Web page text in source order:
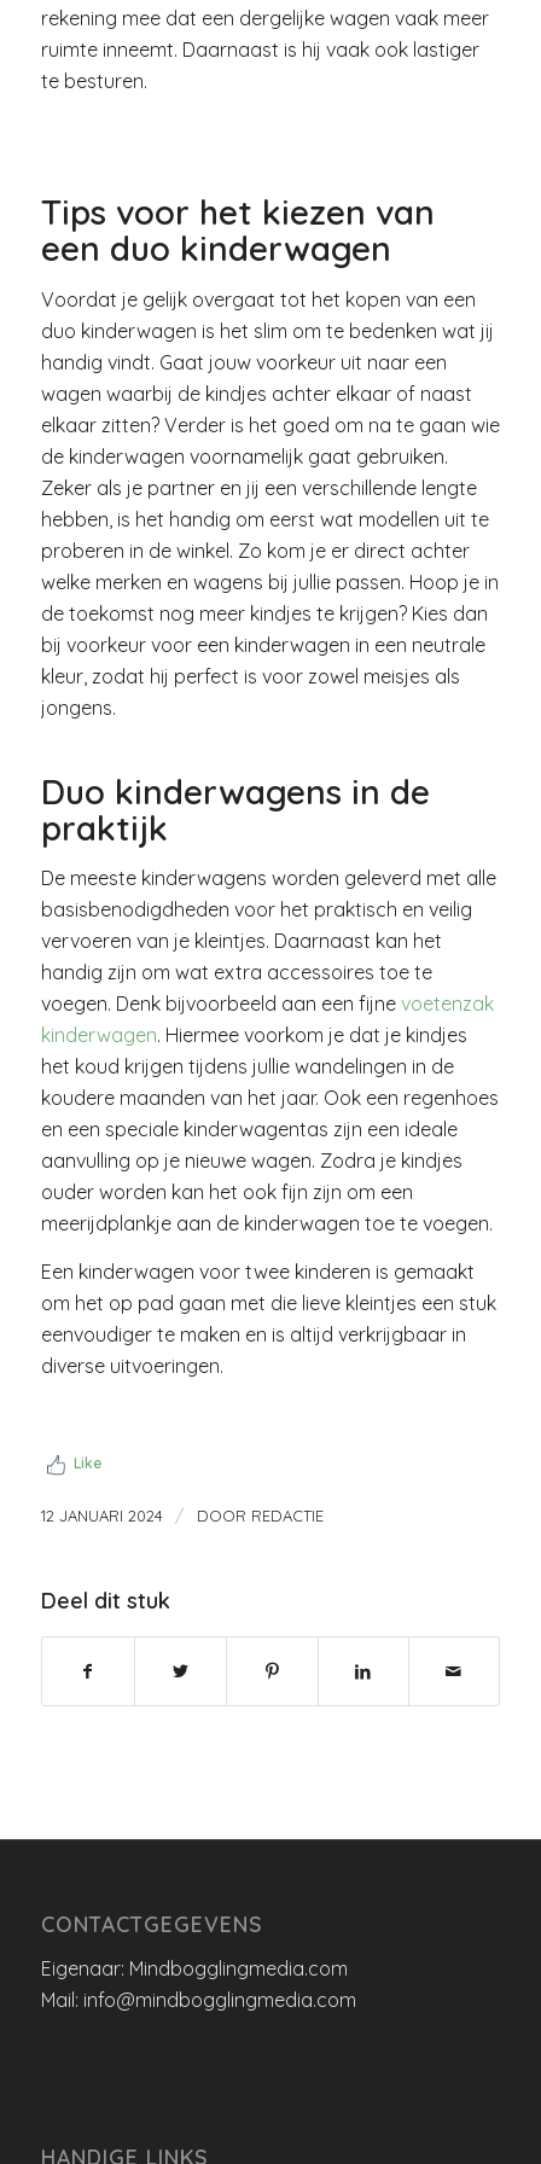
rekening mee dat een dergelijke wagen vaak meer
ruimte inneemt. Daarnaast is hij vaak ook lastiger
te besturen.
Tips voor het kiezen van
een duo kinderwagen
Voordat je gelijk overgaat tot het kopen van een
duo kinderwagen is het slim om te bedenken wat jij
handig vindt. Gaat jouw voorkeur uit naar een
wagen waarbij de kindjes achter elkaar of naast
elkaar zitten? Verder is het goed om na te gaan wie
de kinderwagen voornamelijk gaat gebruiken.
Zeker als je partner en jij een verschillende lengte
hebben, is het handig om eerst wat modellen uit te
proberen in de winkel. Zo kom je er direct achter
welke merken en wagens bij jullie passen. Hoop je in
de toekomst nog meer kindjes te krijgen? Kies dan
bij voorkeur voor een kinderwagen in een neutrale
kleur, zodat hij perfect is voor zowel meisjes als
jongens.
Duo kinderwagens in de
praktijk
De meeste kinderwagens worden geleverd met alle
basisbenodigdheden voor het praktisch en veilig
vervoeren van je kleintjes. Daarnaast kan het
handig zijn om wat extra accessoires toe te
voegen. Denk bijvoorbeeld aan een fijne voetenzak
kinderwagen. Hiermee voorkom je dat je kindjes
het koud krijgen tijdens jullie wandelingen in de
koudere maanden van het jaar. Ook een regenhoes
en een speciale kinderwagentas zijn een ideale
aanvulling op je nieuwe wagen. Zodra je kindjes
ouder worden kan het ook fijn zijn om een
meerijdplankje aan de kinderwagen toe te voegen.
Een kinderwagen voor twee kinderen is gemaakt
om het op pad gaan met die lieve kleintjes een stuk
eenvoudiger te maken en is altijd verkrijgbaar in
diverse uitvoeringen.
Like
12 JANUARI 2024 / DOOR REDACTIE
Deel dit stuk
CONTACTGEGEVENS
Eigenaar: Mindbogglingmedia.com
Mail: info@mindbogglingmedia.com
HANDIGE LINKS